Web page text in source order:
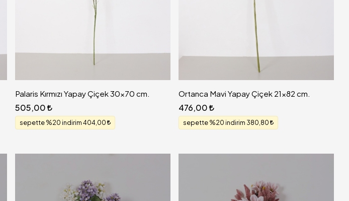
Palaris Kırmızı Yapay Çiçek 30x70 cm.
505,00
sepette %20 indirim 404,00
Ortanca Mavi Yapay Çiçek 21x82 cm.
476,00
sepette %20 indirim 380,80